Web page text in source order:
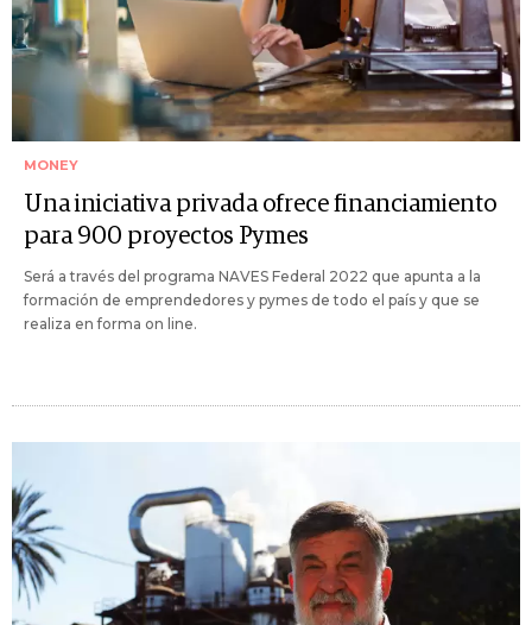
MONEY
Una iniciativa privada ofrece financiamiento
para 900 proyectos Pymes
Será a través del programa NAVES Federal 2022 que apunta a la
formación de emprendedores y pymes de todo el país y que se
realiza en forma on line.